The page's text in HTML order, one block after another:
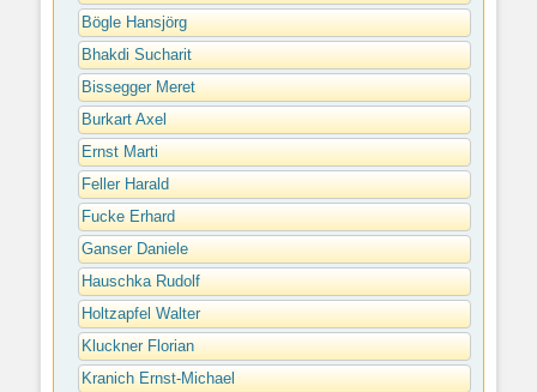
Bögle Hansjörg
Bhakdi Sucharit
Bissegger Meret
Burkart Axel
Ernst Marti
Feller Harald
Fucke Erhard
Ganser Daniele
Hauschka Rudolf
Holtzapfel Walter
Kluckner Florian
Kranich Ernst-Michael